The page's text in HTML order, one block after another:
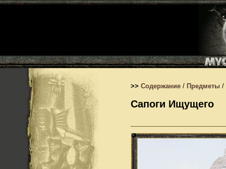
>> Содержание / Предметы /
Сапоги Ищущего